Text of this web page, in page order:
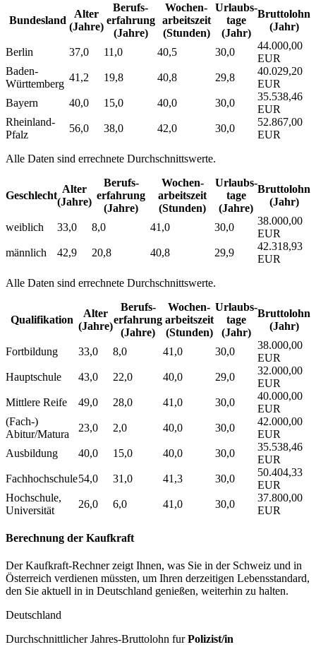
Bundesland
Alter
(Jahre)
Berufs­
erfahrung
(Jahre)
Wochen­
arbeitszeit
(Stunden)
Urlaubs­
tage
(Jahr)
Bruttolohn
(Jahr)
Berlin 37,0 11,0 40,5 30,0
44.000,00
EUR
Baden-
Württemberg
41,2 19,8 40,8 29,8
40.029,20
EUR
Bayern
40,0 15,0 40,0 30,0
35.538,46
EUR
Rheinland-
Pfalz
56,0 38,0 42,0 30,0
52.867,00
EUR
Alle Daten sind errechnete Durchschnittswerte.
Geschlecht
Alter
(Jahre)
Berufs­
erfahrung
(Jahre)
Wochen­
arbeitszeit
(Stunden)
Urlaubs­
tage
(Jahre)
Bruttolohn
(Jahr)
weiblich 33,0 8,0 41,0 30,0
38.000,00
EUR
männlich
42,9 20,8 40,8 29,9
42.318,93
EUR
Alle Daten sind errechnete Durchschnittswerte.
Qualifikation
Alter
(Jahre)
Berufs­
erfahrung
(Jahre)
Wochen­
arbeitszeit
(Stunden)
Urlaubs­
tage
(Jahr)
Bruttolohn
(Jahr)
Fortbildung 33,0 8,0 41,0 30,0
38.000,00
EUR
Hauptschule
43,0 22,0 40,0 29,0
32.000,00
EUR
Mittlere Reife
49,0 28,0 41,0 30,0
40.000,00
EUR
(Fach-)
Abitur/Matura
23,0 2,0 40,0 30,0
42.000,00
EUR
Ausbildung
40,0 15,0 40,0 30,0
35.538,46
EUR
Fachhochschule54,0 31,0 41,3 30,0
50.404,33
EUR
Hochschule,
Universität
26,0 6,0 41,0 30,0
37.800,00
EUR
Berechnung der Kaufkraft
Der Kaufkraft-Rechner zeigt Ihnen, was Sie in der Schweiz und in
Österreich verdienen müssten, um Ihren derzeitigen Lebensstandard,
den Sie aktuell in in Deutschland genießen, weiterhin zu halten.
Deutschland
Durchschnittlicher Jahres-Bruttolohn furPolizist/in